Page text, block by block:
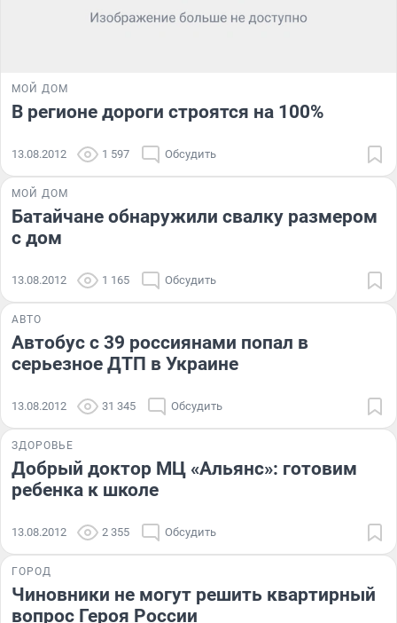
МОЙ ДОМ
В регионе дороги строятся на 100%
13.08.2012 1 597 Обсудить
МОЙ ДОМ
Батайчане обнаружили свалку размером
с дом
13.08.2012 1 165 Обсудить
АВТО
Автобус с 39 россиянами попал в
серьезное ДТП в Украине
13.08.2012 31 345 Обсудить
ЗДОРОВЬЕ
Добрый доктор МЦ «Альянс»: готовим
ребенка к школе
13.08.2012 2 355 Обсудить
ГОРОД
Чиновники не могут решить квартирный
вопрос Героя России